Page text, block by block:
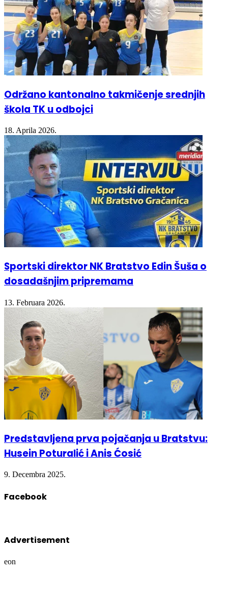
Održano kantonalno takmičenje srednjih
škola TK u odbojci
18. Aprila 2026.
Sportski direktor NK Bratstvo Edin Šuša o
dosadašnjim pripremama
13. Februara 2026.
Predstavljena prva pojačanja u Bratstvu:
Husein Poturalić i Anis Ćosić
9. Decembra 2025.
Facebook
Advertisement
eon